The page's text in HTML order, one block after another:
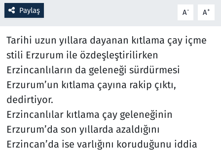
Paylaş A- A+
Tarihi uzun yıllara dayanan kıtlama çay içme
stili Erzurum ile özdeşleştirilirken
Erzincanlıların da geleneği sürdürmesi
Erzurum’un kıtlama çayına rakip çıktı,
dedirtiyor.
Erzincanlılar kıtlama çay geleneğinin
Erzurum’da son yıllarda azaldığını
Erzincan’da ise varlığını koruduğunu iddia
Spor
Teknoloji ve Bilim
Televizyon